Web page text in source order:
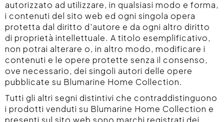
autorizzato ad utilizzare, in qualsiasi modo e forma,
i contenuti del sito web ed ogni singola opera
protetta dal diritto d'autore e da ogni altro diritto
di proprietà intellettuale. A titolo esemplificativo,
non potrai alterare o, in altro modo, modificare i
contenuti e le opere protette senza il consenso,
ove necessario, dei singoli autori delle opere
pubblicate su Blumarine Home Collection.
Tutti gli altri segni distintivi che contraddistinguono
i prodotti venduti su Blumarine Home Collection e
presenti sul sito web sono marchi registrati dei